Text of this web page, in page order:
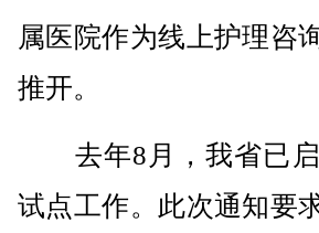
属医院作为线上护理咨
推开。
去年8月，我省已启
试点工作。此次通知要